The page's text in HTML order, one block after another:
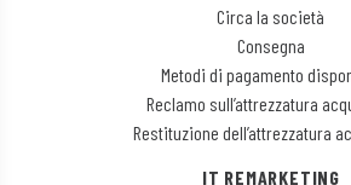
Circa la società
Consegna
Metodi di pagamento
Reclamo sull’attrezzatura
Restituzione dell’attrezzatura
IT REMARKETING